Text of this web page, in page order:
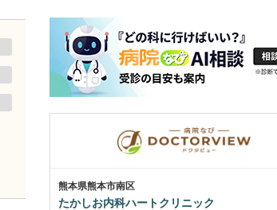
熊本県熊本市南区
たかしお内科ハートクリニック